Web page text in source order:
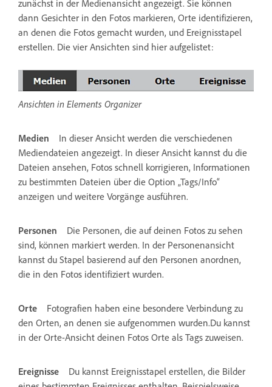
zunächst in der Medienansicht angezeigt. Sie können
dann Gesichter in den Fotos markieren, Orte identifizieren,
an denen die Fotos gemacht wurden, und Ereignisstapel
erstellen. Die vier Ansichten sind hier aufgelistet:
Ansichten in Elements Organizer
Medien
In dieser Ansicht werden die verschiedenen
Mediendateien angezeigt. In dieser Ansicht kannst du die
Dateien ansehen, Fotos schnell korrigieren, Informationen
zu bestimmten Dateien über die Option „Tags/Info“
anzeigen und weitere Vorgänge ausführen.
Personen
Die Personen, die auf deinen Fotos zu sehen
sind, können markiert werden. In der Personenansicht
kannst du Stapel basierend auf den Personen anordnen,
die in den Fotos identifiziert wurden.
Orte
Fotografien haben eine besondere Verbindung zu
den Orten, an denen sie aufgenommen wurden.Du kannst
in der Orte-Ansicht deinen Fotos Orte als Tags zuweisen.
Ereignisse
Du kannst Ereignisstapel erstellen, die Bilder